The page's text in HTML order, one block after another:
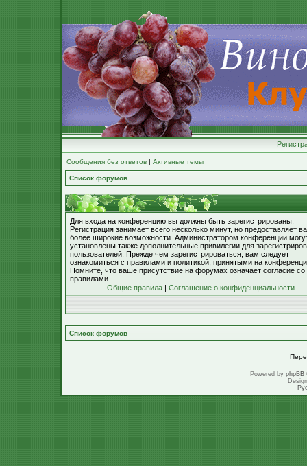
Сообщения без ответов | Активные темы
Список форумов
Для входа на конференцию вы должны быть зарегистрированы.
Регистрация занимает всего несколько минут, но предоставляет
более широкие возможности. Администратором конференции
установлены также дополнительные привилегии для
пользователей. Прежде чем зарегистрироваться, вам следует
ознакомиться с правилами и политикой, принятыми на
Помните, что ваше присутствие на форумах означает согласие со
правилами.
Общие правила | Соглашение о конфиденциальности
Список форумов
Powered by phpBB